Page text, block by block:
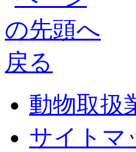
動物取扱
サイトマ